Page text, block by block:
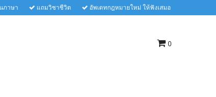
ภาษา แถมวิชาชีวิต อัพเดทกฎหมายใหม่ ให้ฟังเสมอ
0